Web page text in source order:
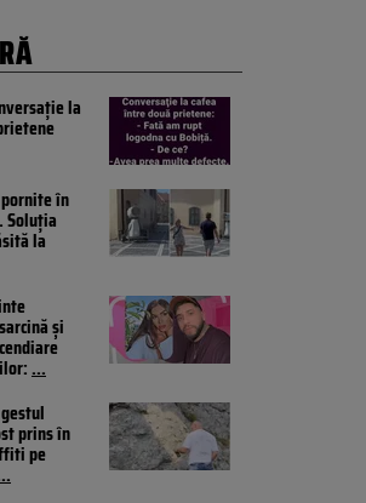
la
în
Soluția
la
și
...
prins în
pe